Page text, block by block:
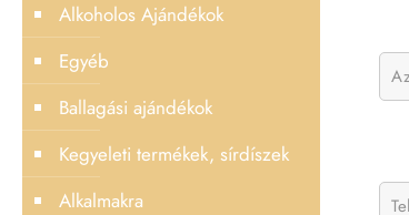
Alkoholos Ajándékok
Egyéb
Ballagási ajándékok
Kegyeleti termékek, sírdíszek
Alkalmakra